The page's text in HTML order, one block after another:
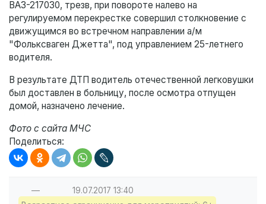
ВАЗ-217030, трезв, при повороте налево на
регулируемом перекрестке совершил столкновение с
движущимся во встречном направлении а/м
"Фольксваген Джетта", под управлением 25-летнего
водителя.
В результате ДТП водитель отечественной легковушки
был доставлен в больницу, после осмотра отпущен
домой, назначено лечение.
Фото с сайта МЧС
Поделиться:
— 19.07.2017 13:40